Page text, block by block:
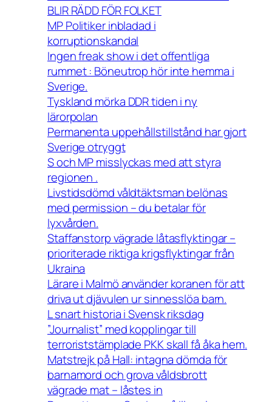
BLIR RÄDD FÖR FOLKET
MP Politiker inbladad i
korruptionskandal
Ingen freak show i det offentliga
rummet : Böneutrop hör inte hemma i
Sverige.
Tyskland mörka DDR tiden i ny
lärorpolan
Permanenta uppehållstillstånd har gjort
Sverige otryggt
S och MP misslyckas med att styra
regionen .
Livstidsdömd våldtäktsman belönas
med permission – du betalar för
lyxvården.
Staffanstorp vägrade låtasflyktingar –
prioriterade riktiga krigsflyktingar från
Ukraina
Lärare i Malmö använder koranen för att
driva ut djävulen ur sinnesslöa barn.
L snart historia i Svensk riksdag
”Journalist” med kopplingar till
terroriststämplade PKK skall få åka hem.
Matstrejk på Hall: intagna dömda för
barnamord och grova våldsbrott
vägrade mat – låstes in